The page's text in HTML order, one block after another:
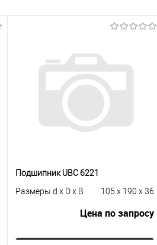
Подшипник UBC 6221
Размеры d x D x B
105 x 190 x 36
Цена по запросу